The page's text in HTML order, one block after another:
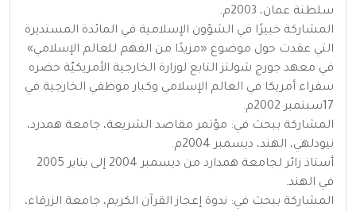
سلطنة عمان، 2003م.
المشاركة خبيرًا في الشؤون الإسلامية في المائدة المستديرة
التي عقدت حول موضوع «مزيدًا من الفهم للعالم الإسلامي»
في معهد جورج شولتز التابع لوزارة الخارجية الأمريكيّة حضره
سفراء أمريكا في العالم الإسلامي وكبار موظفي الخارجية في
17سبتمبر 2002م.
المشاركة ببحث في: مؤتمر مقاصد الشريعة، جامعة همدرد،
نيودلهي، الهند، ديسمبر 2004م.
أستاذ زائر لجامعة همدارد من ديسمبر 2004 إلى يناير 2005
في الهند.
المشاركة ببحث في: ندوة إعجاز القرآن الكريم، جامعة الزرقاء،